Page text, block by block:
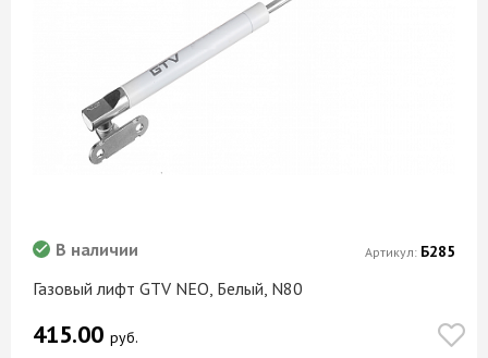
Газовый лифт GTV NEO, Белый, N80
В наличии
415.00 руб.
Артикул: Б285